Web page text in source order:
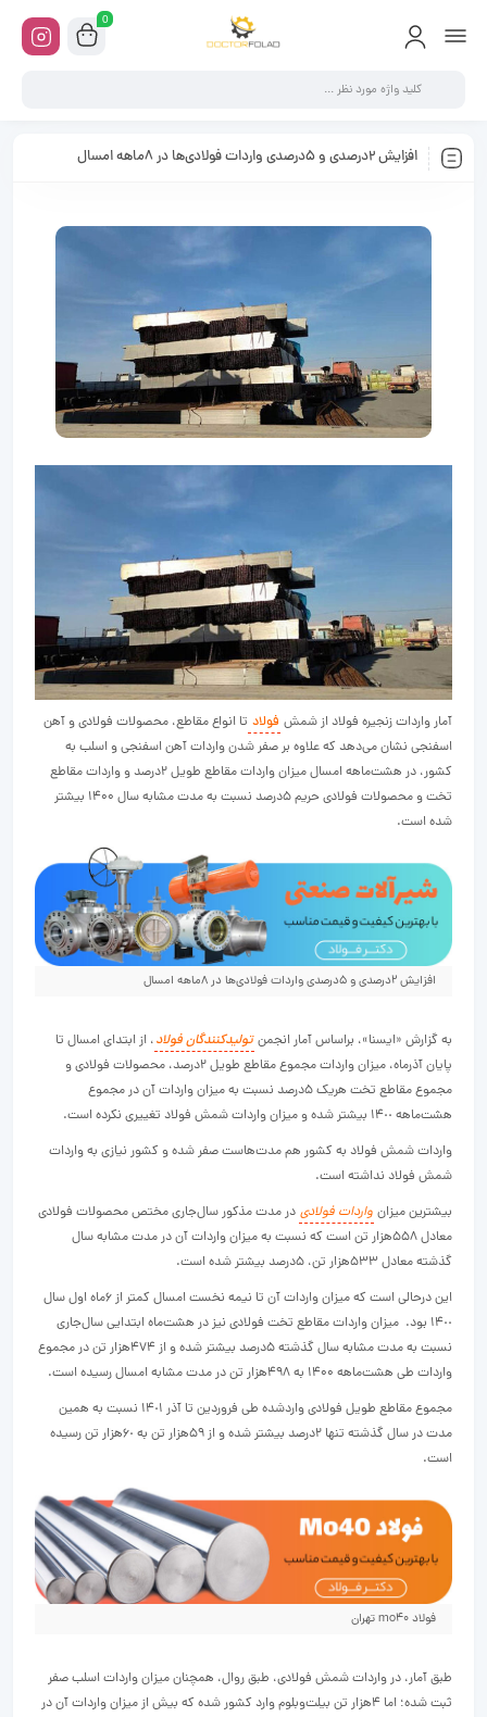
0
افزایش ٢درصدی و ۵درصدی واردات فولادی‌‌‌ها در ٨ماهه امسال
آمار واردات زنجیره فولاد از شمش فولاد تا انواع مقاطع، محصولات فولادی و آهن
اسفنجی نشان می‌دهد که علاوه بر صفر شدن واردات آهن اسفنجی و اسلب به
کشور، در هشت‌ماهه امسال میزان واردات مقاطع طویل ۲درصد و واردات مقاطع
تخت و محصولات فولادی حریم ۵‌درصد نسبت به مدت مشابه سال ۱۴۰۰ بیشتر
شده است.
افزایش ٢درصدی و ۵درصدی واردات فولادی‌‌‌ها در ٨ماهه امسال
به گزارش «ایسنا»، براساس آمار انجمن تولیدکنندگان فولاد، از ابتدای امسال تا
پایان آذرماه، میزان واردات مجموع مقاطع طویل ۲درصد، محصولات فولادی و
مجموع مقاطع تخت هریک ۵‌درصد نسبت به میزان واردات آن در مجموع
هشت‌ماهه ١۴٠٠ بیشتر شده و میزان واردات شمش فولاد تغییری نکرده است.
واردات شمش فولاد به کشور هم مدت‌‌‌هاست صفر شده و کشور نیازی به واردات
شمش فولاد نداشته است.
بیشترین میزان واردات فولادی در مدت مذکور سال‌جاری مختص محصولات فولادی
معادل ۵۵٨‌هزار تن است که نسبت به میزان واردات آن در مدت مشابه سال
گذشته معادل ۵٣٣‌هزار تن، ۵‌درصد بیشتر شده است.
این درحالی است که میزان واردات آن تا نیمه نخست امسال کمتر از ۶ماه اول سال
١۴٠٠ بود. میزان واردات مقاطع تخت فولادی نیز در هشت‌ماه ابتدایی سال‌جاری
نسبت به مدت مشابه سال گذشته ۵‌درصد بیشتر شده و از ۴٧۴‌هزار تن در مجموع
واردات طی هشت‌ماهه ۱۴۰۰ به ۴٩٨‌هزار تن در مدت مشابه امسال رسیده است.
مجموع مقاطع طویل فولادی واردشده طی فروردین تا آذر ١۴٠١ نسبت به همین
مدت در سال گذشته تنها ۲‌درصد بیشتر شده و از ۵٩‌هزار تن به ۶٠‌هزار تن رسیده
است.
فولاد mo40 تهران
طبق آمار، در واردات شمش فولادی، طبق روال، همچنان میزان واردات اسلب صفر
ثبت شده؛ اما ۴هزار تن بیلت‌‌‌وبلوم وارد کشور شده که بیش از میزان واردات آن در